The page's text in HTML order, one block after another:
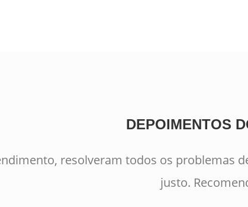
DEPOIMENTOS
resolveram todos os problemas
justo.